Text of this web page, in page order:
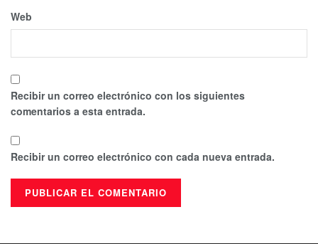
Web
Recibir un correo electrónico con los siguientes
comentarios a esta entrada.
Recibir un correo electrónico con cada nueva entrada.